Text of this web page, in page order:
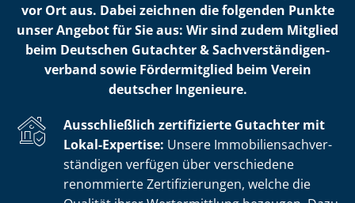
vor Ort aus. Dabei zeichnen die folgenden Punkte
unser Angebot für Sie aus: Wir sind zudem Mitglied
beim Deutschen Gutachter & Sach­ver­stän­di­gen­
ver­band sowie Fördermitglied beim Verein
deutscher Ingenieure.
Ausschließlich zertifizierte Gutachter mit
Lokal-Expertise: Unsere Im­mo­bi­li­en­sach­ver­
stän­di­gen verfügen über verschiedene
renommierte Zer­ti­fi­zie­run­gen, welche die